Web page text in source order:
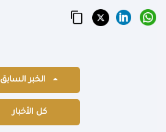
الخبر السابق
كل الأخبار